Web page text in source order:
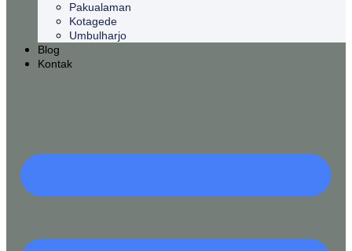
Pakualaman
Kotagede
Umbulharjo
Blog
Kontak